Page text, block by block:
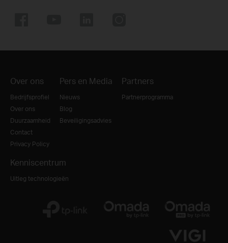
Over ons
Bedrijfsprofiel
Over ons
Duurzaamheid
Contact
Privacy Policy
Pers en Media
Nieuws
Blog
Beveiligingsadvies
Partners
Partnerprogramma
Kenniscentrum
Uitleg technologieën